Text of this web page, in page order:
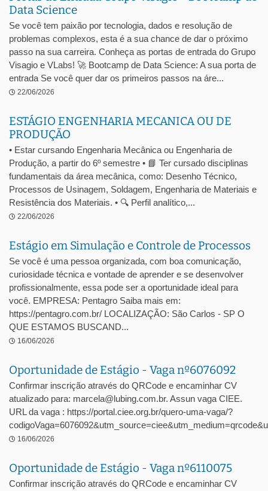
Data Science
Se você tem paixão por tecnologia, dados e resolução de
problemas complexos, esta é a sua chance de dar o próximo
passo na sua carreira. Conheça as portas de entrada do Grupo
Visagio e VLabs! 🚀 Bootcamp de Data Science: A sua porta de
entrada Se você quer dar os primeiros passos na áre...
22/06/2026
ESTÁGIO ENGENHARIA MECANICA OU DE
PRODUÇÃO
• Estar cursando Engenharia Mecânica ou Engenharia de
Produção, a partir do 6º semestre • 📘 Ter cursado disciplinas
fundamentais da área mecânica, como: Desenho Técnico,
Processos de Usinagem, Soldagem, Engenharia de Materiais e
Resistência dos Materiais. • 🔍 Perfil analítico,...
22/06/2026
Estágio em Simulação e Controle de Processos
Se você é uma pessoa organizada, com boa comunicação,
curiosidade técnica e vontade de aprender e se desenvolver
profissionalmente, essa pode ser a oportunidade ideal para
você. EMPRESA: Pentagro Saiba mais em:
https://pentagro.com.br/ LOCALIZAÇÃO: São Carlos - SP O
QUE ESTAMOS BUSCAND...
16/06/2026
Oportunidade de Estágio - Vaga nº6076092
Confirmar inscrição através do QRCode e encaminhar CV
atualizado para: marcela@lubing.com.br. Assun vaga CIEE.
URL da vaga : https://portal.ciee.org.br/quero-uma-vaga/?
16/06/2026
Oportunidade de Estágio - Vaga nº6110075
Confirmar inscrição através do QRCode e encaminhar CV